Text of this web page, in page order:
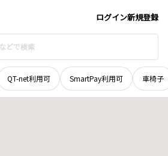
ログイン新規登録
QT-net利用可 SmartPay利用可 車椅子